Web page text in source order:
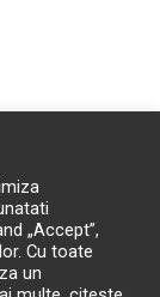
„Accept”,
Cu toate
un